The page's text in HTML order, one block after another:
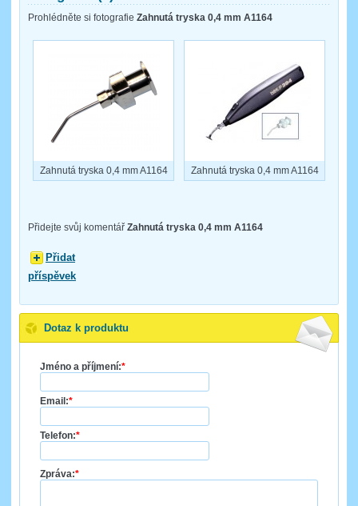
Prohlédněte si fotografie Zahnutá tryska 0,4 mm A1164
Zahnutá tryska 0,4 mm A1164 Zahnutá tryska 0,4 mm A1164
Přidejte svůj komentář Zahnutá tryska 0,4 mm A1164
Přidat
příspěvek
Dotaz k produktu
Jméno a příjmení:*
Email:*
Telefon:*
Zpráva:*